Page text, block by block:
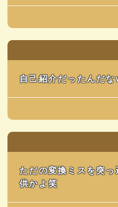
自己紹介だったんだ
ただの変換ミスを突
供かよ笑